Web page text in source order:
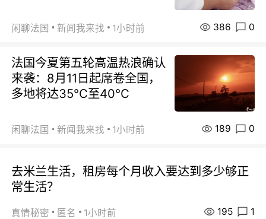
闲聊法国 新闻我来找 1小时前 386 0
法国今夏第五轮高温热浪确认
来袭：8月11日起席卷全国，
多地将达35℃至40℃
闲聊法国 新闻我来找 1小时前 189 0
去米兰生活，租房每个月收入要达到多少够正
常生活？
真情秘密 匿名 1小时前 195 1